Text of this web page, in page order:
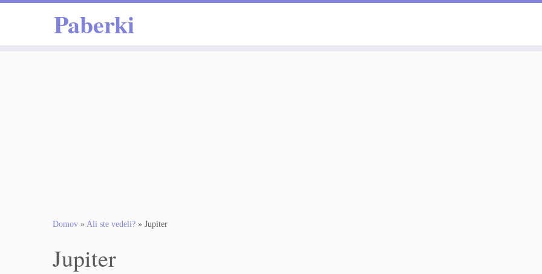
Paberki
Domov » Ali ste vedeli? » Jupiter
Jupiter